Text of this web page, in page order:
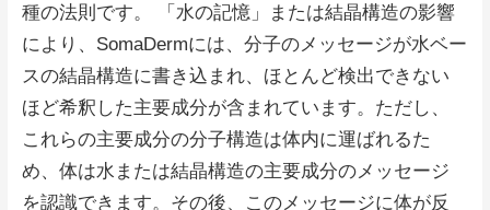
種の法則です。 「水の記憶」または結晶構造の影響
により、SomaDermには、分子のメッセージが水ベー
スの結晶構造に書き込まれ、ほとんど検出できない
ほど希釈した主要成分が含まれています。ただし、
これらの主要成分の分子構造は体内に運ばれるた
め、体は水または結晶構造の主要成分のメッセージ
を認識できます。その後、このメッセージに体が反